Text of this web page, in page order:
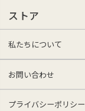
ストア
私たちについて
お問い合わせ
プライバシーポリシー